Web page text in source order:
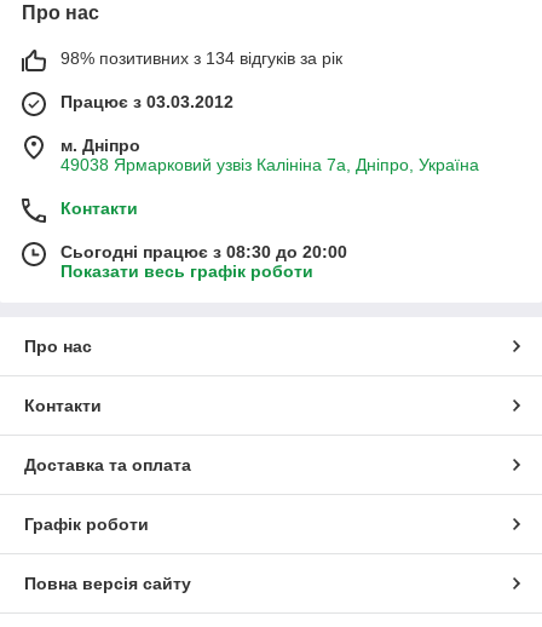
Про нас
98% позитивних з 134 відгуків за рік
Працює з 03.03.2012
м. Дніпро
49038 Ярмарковий узвіз Калініна 7а, Дніпро, Україна
Контакти
Сьогодні працює з 08:30 до 20:00
Показати весь графік роботи
Про нас
Контакти
Доставка та оплата
Графік роботи
Повна версія сайту